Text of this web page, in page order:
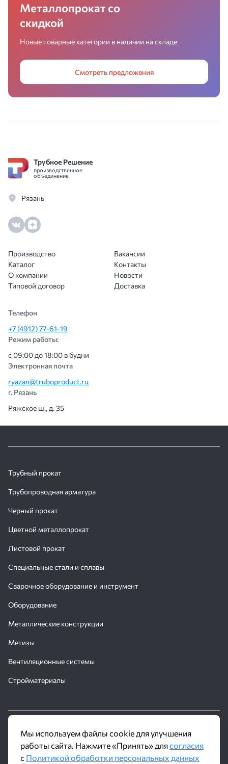
Металлопрокат со
скидкой
Новые товарные категории в наличии на складе
Смотреть предложения
Трубное Решение
производственное
объединение
Рязань
Производство
Каталог
О компании
Типовой договор
Вакансии
Контакты
Новости
Доставка
Телефон
+7 (4912) 77-61-19
Режим работы:
с 09:00 до 18:00 в будни
Электронная почта
ryazan@truboproduct.ru
г. Рязань
Ряжское ш., д. 35
Трубный прокат
Трубопроводная арматура
Черный прокат
Цветной металлопрокат
Листовой прокат
Специальные стали и сплавы
Сварочное оборудование и инструмент
Оборудование
Металлические конструкции
Метизы
Вентиляционные системы
Стройматериалы
© 2016 - 2026 Производственное объединение «Трубное
Решение»
Политика обработки персональных данных
Мы используем файлы cookie для улучшения
работы сайта. Нажмите «Принять» длясогласия
с Политикой обработки персональных данных